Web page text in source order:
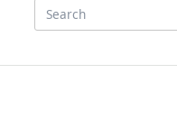
Search